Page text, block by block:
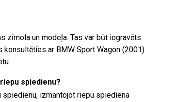
zīmola un modeļa. Tas var būt iegravēts
ar BMW Sport Wagon (2001)
spiedienu?
izmantojot riepu spiediena